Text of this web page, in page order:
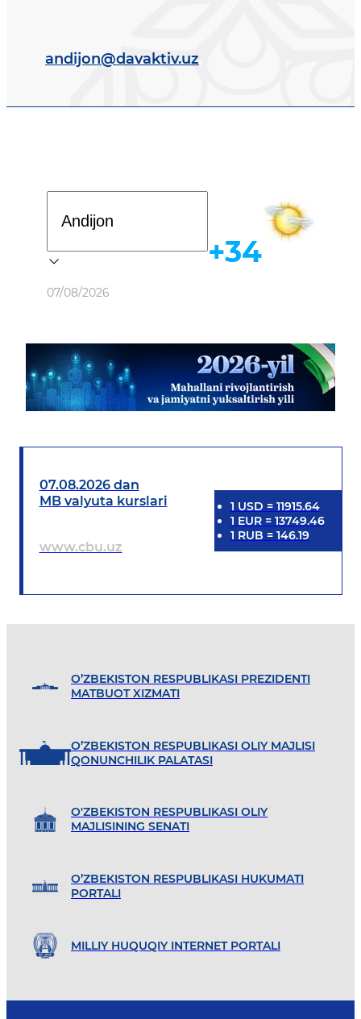
andijon@davaktiv.uz
Ob-havo
07/08/2026
+34
07.08.2026 dan
MB valyuta kurslari
www.cbu.uz
1 USD = 11915.64
1 EUR= 13749.46
1 RUB = 146.19
O’ZBEKISTON RESPUBLIKASI PREZIDENTI
MATBUOT XIZMATI
O’ZBEKISTON RESPUBLIKASI OLIY MAJLISI
QONUNCHILIK PALATASI
O'ZBEKISTON RESPUBLIKASI OLIY
MAJLISINING SENATI
O’ZBEKISTON RESPUBLIKASI HUKUMATI
PORTALI
MILLIY HUQUQIY INTERNET PORTALI